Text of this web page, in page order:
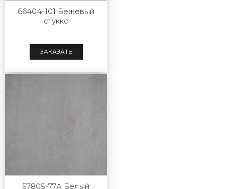
66404-101 Бежевый
стукко
ЗАКАЗАТЬ
57805-77А Белый